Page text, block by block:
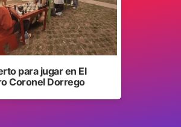
para jugar en El
Coronel Dorrego